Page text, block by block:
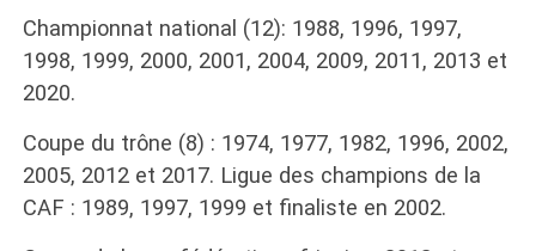
Championnat national (12): 1988, 1996, 1997,
1998, 1999, 2000, 2001, 2004, 2009, 2011, 2013 et
2020.
Coupe du trône (8) : 1974, 1977, 1982, 1996, 2002,
2005, 2012 et 2017. Ligue des champions de la
CAF : 1989, 1997, 1999 et finaliste en 2002.